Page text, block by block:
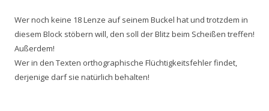
Wer noch keine 18 Lenze auf seinem Buckel hat und trotzdem in
diesem Block stöbern will, den soll der Blitz beim Scheißen treffen!
Außerdem!
Wer in den Texten orthographische Flüchtigkeitsfehler findet,
derjenige darf sie natürlich behalten!